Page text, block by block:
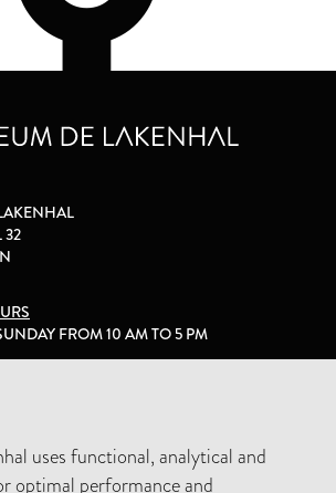
uses functional, analytical and
optimal performance and
32
FROM 10 AM TO 5 PM